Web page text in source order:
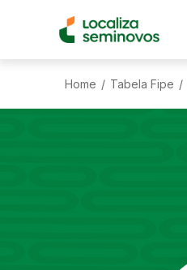
Home / Tabela Fipe /